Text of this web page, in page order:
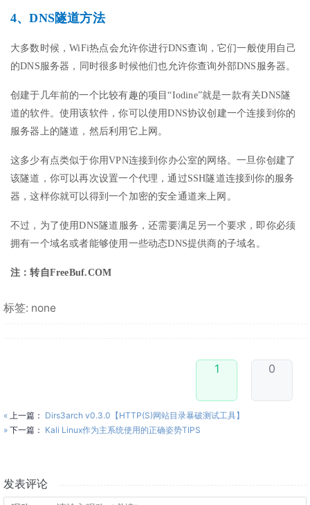
4、DNS隧道方法
大多数时候，WiFi热点会允许你进行DNS查询，它们一般使用自己
的DNS服务器，同时很多时候他们也允许你查询外部DNS服务器。
创建于几年前的一个比较有趣的项目“Iodine”就是一款有关DNS隧
道的软件。使用该软件，你可以使用DNS协议创建一个连接到你的
服务器上的隧道，然后利用它上网。
这多少有点类似于你用VPN连接到你办公室的网络。一旦你创建了
该隧道，你可以再次设置一个代理，通过SSH隧道连接到你的服务
器，这样你就可以得到一个加密的安全通道来上网。
不过，为了使用DNS隧道服务，还需要满足另一个要求，即你必须
拥有一个域名或者能够使用一些动态DNS提供商的子域名。
注：转自FreeBuf.COM
标签: none
1 0
« 上一篇： Dirs3arch v0.3.0【HTTP(S)网站目录暴破测试工具】
» 下一篇： Kali Linux作为主系统使用的正确姿势TIPS
发表评论